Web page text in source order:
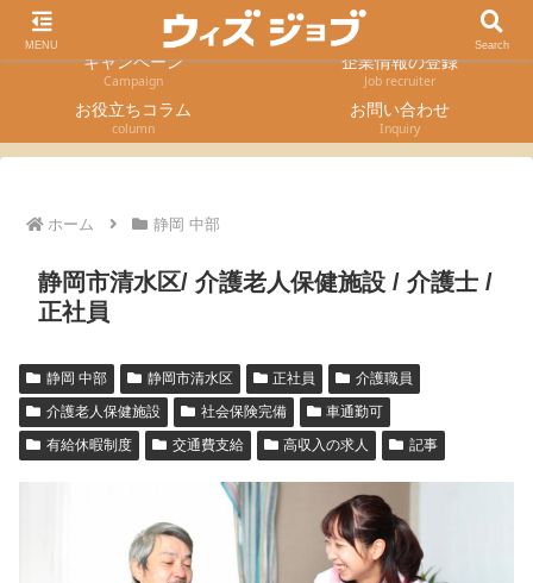
Job Search
採用エントリー
キャンペーン
Campaign
企業情報の登録
Job recruiter
お役立ちコラム
column
お問い合わせ
Inquiry
ホーム 静岡 中部
静岡市清水区/ 介護老人保健施設 / 介護士 /
正社員
静岡 中部 静岡市清水区 正社員
介護職員
介護老人保健施設
社会保険完備
車通勤可
有給休暇制度
交通費支給 高収入の求人 記事
MENU Search